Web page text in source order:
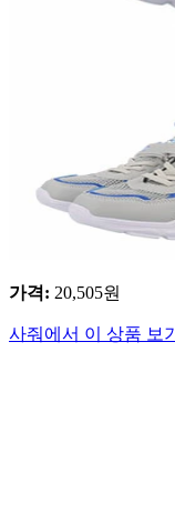
가격: 20,505원
사줘에서 이 상품 보기